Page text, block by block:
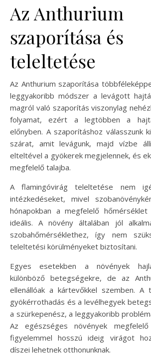
Az Anthurium
szaporítása és
teleltetése
Az Anthurium szaporítása
leggyakoribb módszer a levágott
magról való szaporítás viszonylag
folyamat, ezért a legtöbben a
előnyben. A szaporításhoz válasszunk
szárat, amit levágunk, majd vízbe
elteltével a gyökerek megjelennek, és
megfelelő talajba.
A flamingóvirág teleltetése nem
intézkedéseket, mivel
hónapokban a megfelelő
ideális. A növény általában jól
szobahőmérséklethez, így nem
teleltetési körülményeket biztosítani.
Egyes esetekben a növények
különböző betegségekre, de az
ellenállóak a kártevőkkel szemben. A
gyökérrothadás és a levélhegyek
a szürkepenész, a leggyakoribb
Az egészséges növények
figyelemmel hosszú ideig virágot
díszei lehetnek otthonunknak.